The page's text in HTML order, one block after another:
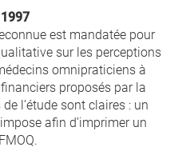
1997
est mandatée pour
sur les perceptions
omnipraticiens à
proposés par la
l’étude sont claires : un
afin d’imprimer un